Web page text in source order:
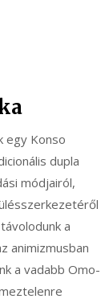
egy Konso
dupla
módjairól,
a
animizmusban
a vadabb Omo-